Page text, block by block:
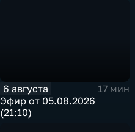
6 августа
17 мин
Эфир от 05.08.2026
(21:10)